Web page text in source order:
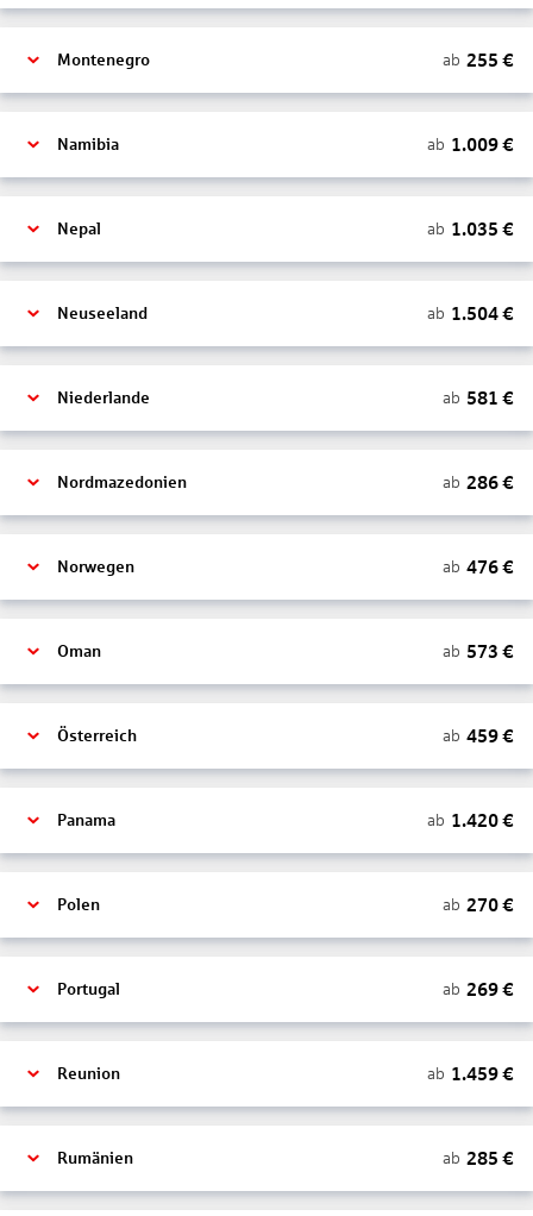
Montenegro ab 255 €
Namibia ab 1.009€
Nepal ab 1.035 €
Neuseeland ab 1.504€
Niederlande ab 581 €
Nordmazedonien ab 286€
Norwegen ab 476€
Oman ab 573 €
Österreich ab 459€
Panama ab 1.420€
Polen ab 270€
Portugal ab 269€
Reunion ab 1.459€
Rumänien ab 285 €